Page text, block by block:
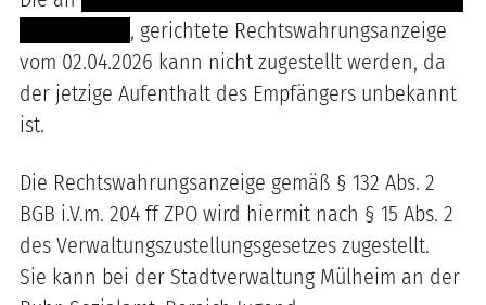
, gerichtete Rechtswahrungsanzeige
vom 02.04.2026 kann nicht zugestellt werden, da
der jetzige Aufenthalt des Empfängers unbekannt
ist.
Die Rechtswahrungsanzeige gemäß § 132 Abs. 2
BGB i.V.m. 204 ff ZPO wird hiermit nach § 15 Abs. 2
des Verwaltungszustellungsgesetzes zugestellt.
Sie kann bei der Stadtverwaltung Mülheim an der